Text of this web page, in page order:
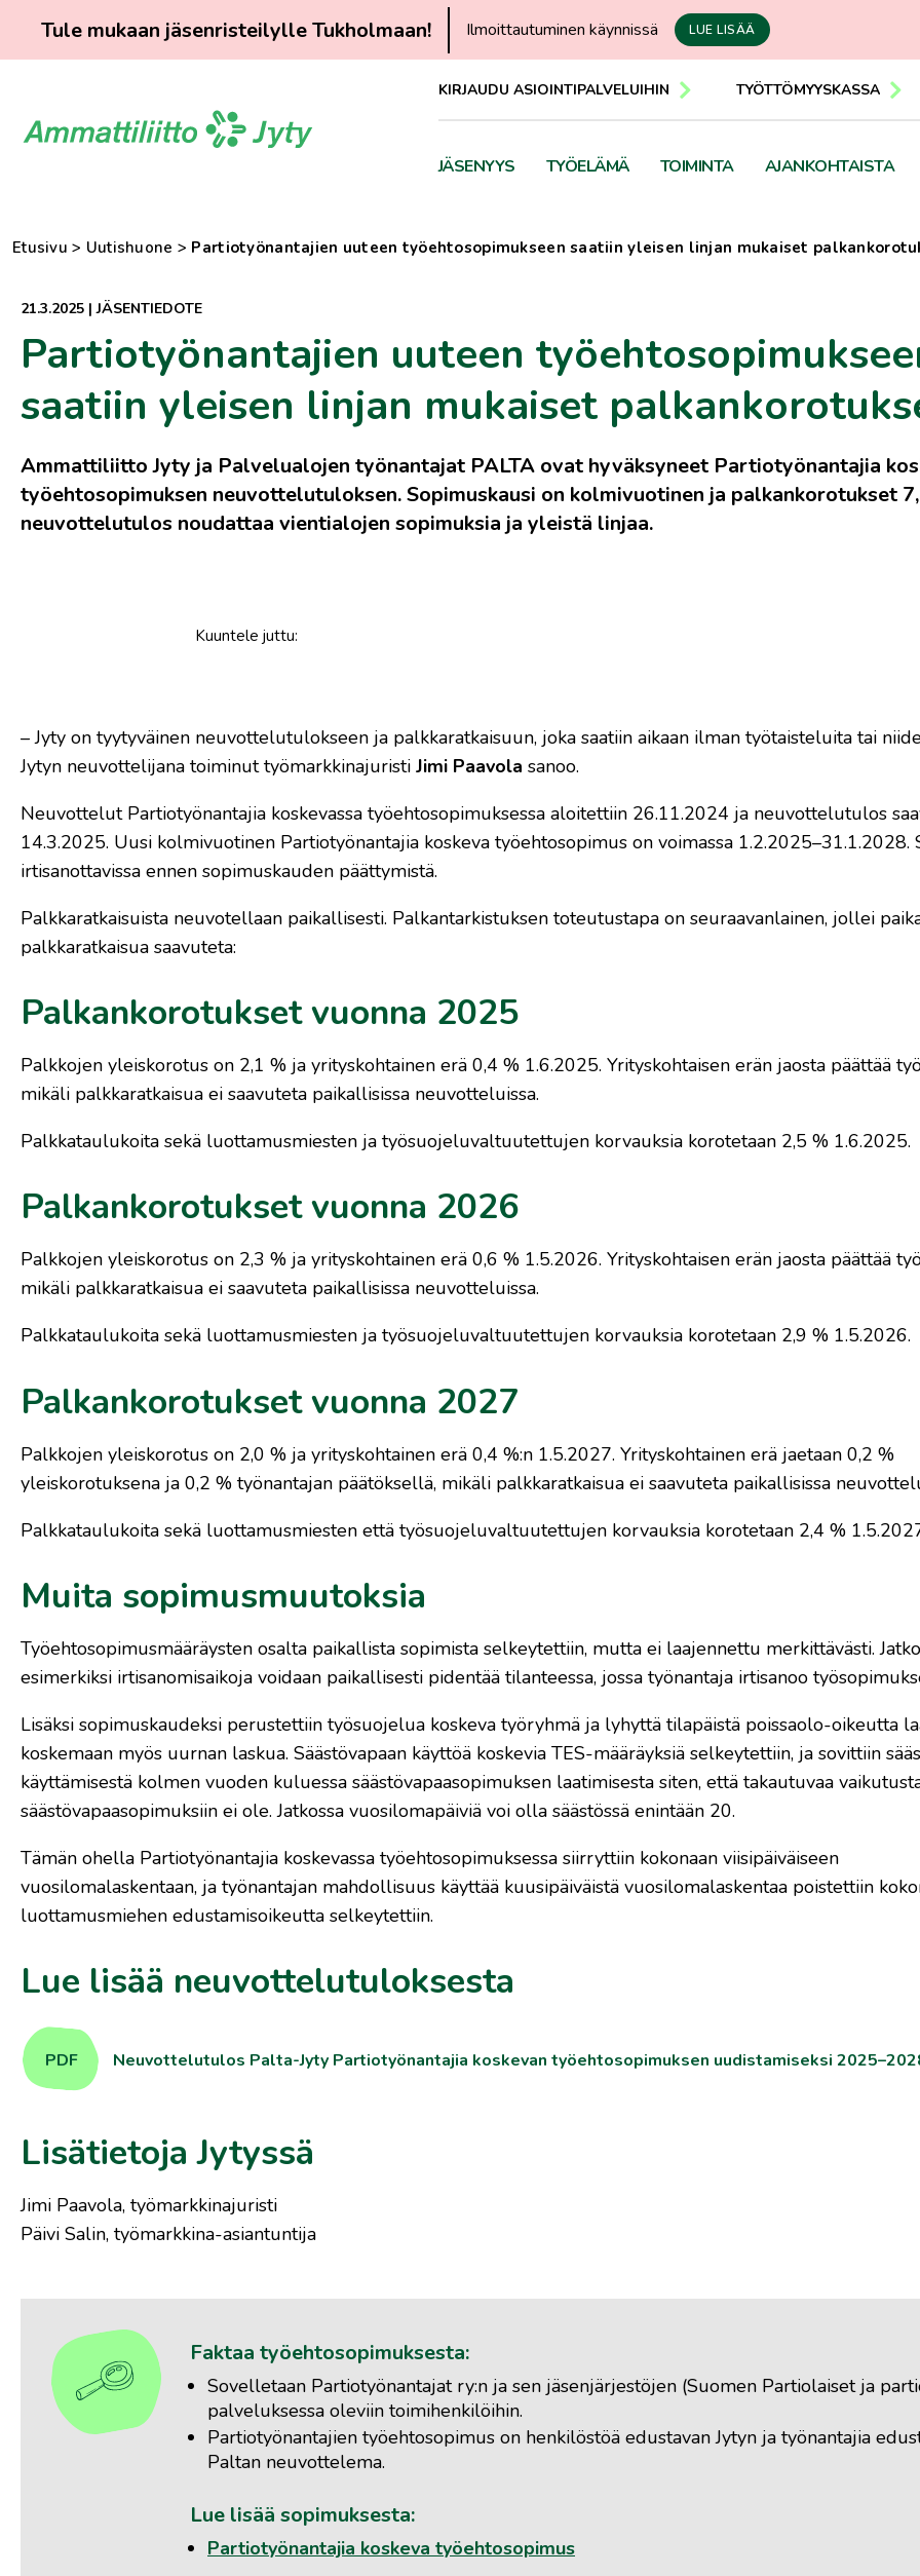
Tule mukaan jäsenristeilylle Tukholmaan! Ilmoittautuminen käynnissä LUE LISÄÄ
sisältöön
KIRJAUDU ASIOINTIPALVELUIHIN TYÖTTÖMYYSKASSA
JÄSENYYS TYÖELÄMÄ TOIMINTA AJANKOHTAISTA
Etusivu > Uutishuone > Partiotyönantajien uuteen työehtosopimukseen saatiin yleisen linjan mukaiset
21.3.2025 |JÄSENTIEDOTE
Partiotyönantajien uuteen
saatiin yleisen linjan mukaiset
Ammattiliitto Jyty ja Palvelualojen työnantajat PALTA ovat hyväksyneet Partiotyönantajia
työehtosopimuksen neuvottelutuloksen. Sopimuskausi on kolmivuotinen ja palkankorotukset
neuvottelutulos noudattaa vientialojen sopimuksia ja yleistä linjaa.
Kuuntele juttu:
– Jyty on tyytyväinen neuvottelutulokseen ja palkkaratkaisuun, joka saatiin aikaan ilman työtaisteluita tai
Jytyn neuvottelijana toiminut työmarkkinajuristi Jimi Paavola sanoo.
Neuvottelut Partiotyönantajia koskevassa työehtosopimuksessa aloitettiin 26.11.2024 ja neuvottelutulos
14.3.2025. Uusi kolmivuotinen Partiotyönantajia koskeva työehtosopimus on voimassa 1.2.2025–31.1.2028.
irtisanottavissa ennen sopimuskauden päättymistä.
Palkkaratkaisuista neuvotellaan paikallisesti. Palkantarkistuksen toteutustapa on seuraavanlainen, jollei
palkkaratkaisua saavuteta:
Palkankorotukset vuonna 2025
Palkkojen yleiskorotus on 2,1 % ja yrityskohtainen erä 0,4 % 1.6.2025. Yrityskohtaisen erän jaosta päättää
mikäli palkkaratkaisua ei saavuteta paikallisissa neuvotteluissa.
Palkkataulukoita sekä luottamusmiesten ja työsuojeluvaltuutettujen korvauksia korotetaan 2,5 % 1.6.2025.
Palkankorotukset vuonna 2026
Palkkojen yleiskorotus on 2,3 % ja yrityskohtainen erä 0,6 % 1.5.2026. Yrityskohtaisen erän jaosta päättää
mikäli palkkaratkaisua ei saavuteta paikallisissa neuvotteluissa.
Palkkataulukoita sekä luottamusmiesten ja työsuojeluvaltuutettujen korvauksia korotetaan 2,9 % 1.5.2026.
Palkankorotukset vuonna 2027
Palkkojen yleiskorotus on 2,0 % ja yrityskohtainen erä 0,4 %:n 1.5.2027. Yrityskohtainen erä jaetaan 0,2 %
yleiskorotuksena ja 0,2 % työnantajan päätöksellä, mikäli palkkaratkaisua ei saavuteta paikallisissa
Palkkataulukoita sekä luottamusmiesten että työsuojeluvaltuutettujen korvauksia korotetaan 2,4 %
Muita sopimusmuutoksia
Työehtosopimusmääräysten osalta paikallista sopimista selkeytettiin, mutta ei laajennettu merkittävästi.
esimerkiksi irtisanomisaikoja voidaan paikallisesti pidentää tilanteessa, jossa työnantaja irtisanoo
Lisäksi sopimuskaudeksi perustettiin työsuojelua koskeva työryhmä ja lyhyttä tilapäistä poissaolo-oikeutta
koskemaan myös uurnan laskua. Säästövapaan käyttöä koskevia TES-määräyksiä selkeytettiin, ja sovittiin
käyttämisestä kolmen vuoden kuluessa säästövapaasopimuksen laatimisesta siten, että takautuvaa
säästövapaasopimuksiin ei ole. Jatkossa vuosilomapäiviä voi olla säästössä enintään 20.
Tämän ohella Partiotyönantajia koskevassa työehtosopimuksessa siirryttiin kokonaan viisipäiväiseen
vuosilomalaskentaan, ja työnantajan mahdollisuus käyttää kuusipäiväistä vuosilomalaskentaa poistettiin
luottamusmiehen edustamisoikeutta selkeytettiin.
Lue lisää neuvottelutuloksesta
Neuvottelutulos Palta-Jyty Partiotyönantajia koskevan työehtosopimuksen uudistamiseksi
PDF
Lisätietoja Jytyssä
Jimi Paavola, työmarkkinajuristi
Päivi Salin, työmarkkina-asiantuntija
Faktaa työehtosopimuksesta:
Sovelletaan Partiotyönantajat ry:n ja sen jäsenjärjestöjen (Suomen Partiolaiset ja
palveluksessa oleviin toimihenkilöihin.
Partiotyönantajien työehtosopimus on henkilöstöä edustavan Jytyn ja työnantajia
Paltan neuvottelema.
Lue lisää sopimuksesta:
Partiotyönantajia koskeva työehtosopimus